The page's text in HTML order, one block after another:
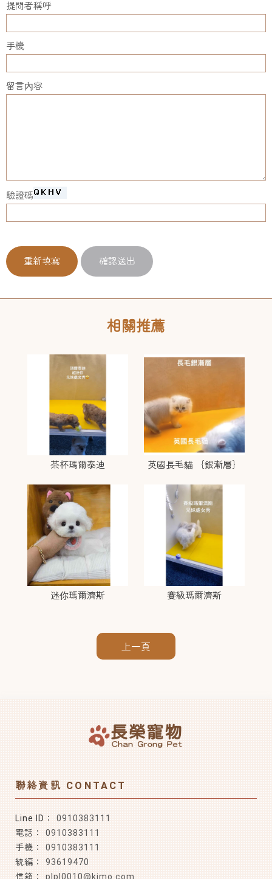
提問者稱呼
手機
留言內容
驗證碼
茶杯瑪爾泰迪 英國長毛貓 ｛銀漸層｝
迷你瑪爾濟斯 賽級瑪爾濟斯
上一頁
0910383111
0910383111
0910383111
93619470
plpl0010@kimo.com